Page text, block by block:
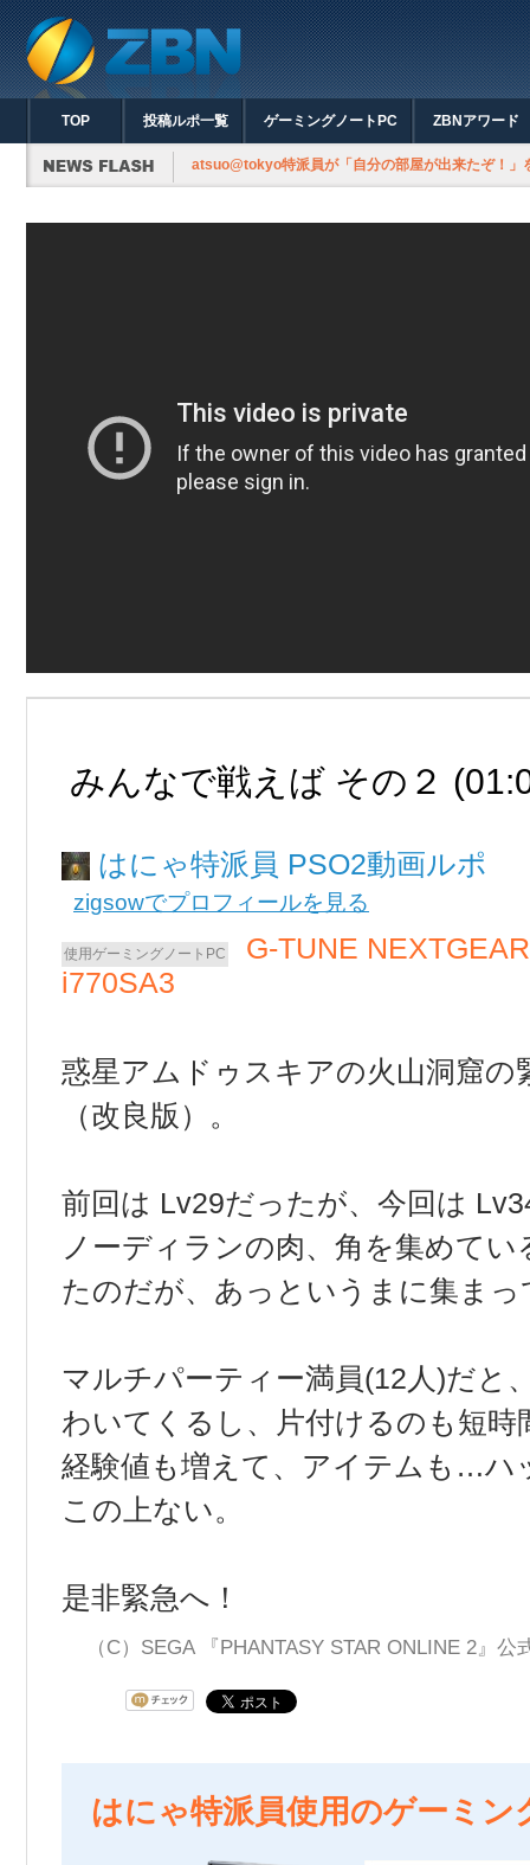
TOP 投稿ルポ一覧 ゲーミングノートPC ZBNアワード
atsuo@tokyo特派員が「自分の部屋が出来たぞ！」を投
みんなで戦えば その２
はにゃ PSO2動画ルポ
zigsowでプロフィールを見る
G-TUNE
i770SA3
惑星アムドゥスキアの火山洞窟の
（改良版）。
前回は Lv29だったが、今回は
ノーディランの肉、角を集めて
たのだが、あっというまに集ま
マルチパーティー満員(12人)だと
わいてくるし、片付けるのも短時
経験値も増えて、アイテムも…ハ
この上ない。
是非緊急へ！
（C）SEGA 『PHANTASY STAR ONLINE 2』
はにゃ特派員使用のゲーミン